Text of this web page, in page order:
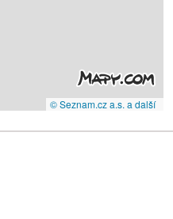
© Seznam.cz a.s. a další